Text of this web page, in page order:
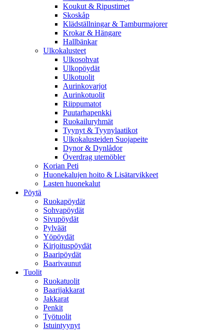
Koukut & Ripustimet
Skoskåp
Klädställningar & Tamburmajorer
Krokar & Hängare
Hallbänkar
Ulkokalusteet
Ulkosohvat
Ulkopöydät
Ulkotuolit
Aurinkovarjot
Aurinkotuolit
Riippumatot
Puutarhapenkki
Ruokailuryhmät
Tyynyt & Tyynylaatikot
Ulkokalusteiden Suojapeite
Dynor & Dynlådor
Överdrag utemöbler
Korian Peti
Huonekalujen hoito & Lisätarvikkeet
Lasten huonekalut
Pöytä
Ruokapöydät
Sohvapöydät
Sivupöydät
Pylväät
Yöpöydät
Kirjoituspöydät
Baaripöydät
Baarivaunut
Tuolit
Ruokatuolit
Baarijakkarat
Jakkarat
Penkit
Työtuolit
Istuintyynyt